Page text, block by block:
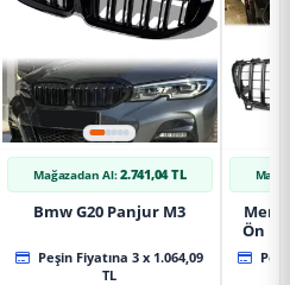
Mağazadan Al: 2.741,04 TL
Bmw G20 Panjur M3
Peşin Fiyatına 3 x 1.064,09
TL
Ön